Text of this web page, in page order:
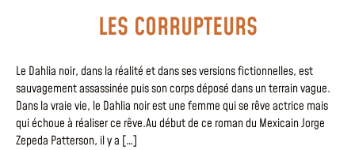
LES CORRUPTEURS
Le Dahlia noir, dans la réalité et dans ses versions fictionnelles, est
sauvagement assassinée puis son corps déposé dans un terrain vague.
Dans la vraie vie, le Dahlia noir est une femme qui se rêve actrice mais
qui échoue à réaliser ce rêve.Au début de ce roman du Mexicain Jorge
Zepeda Patterson, il y a […]